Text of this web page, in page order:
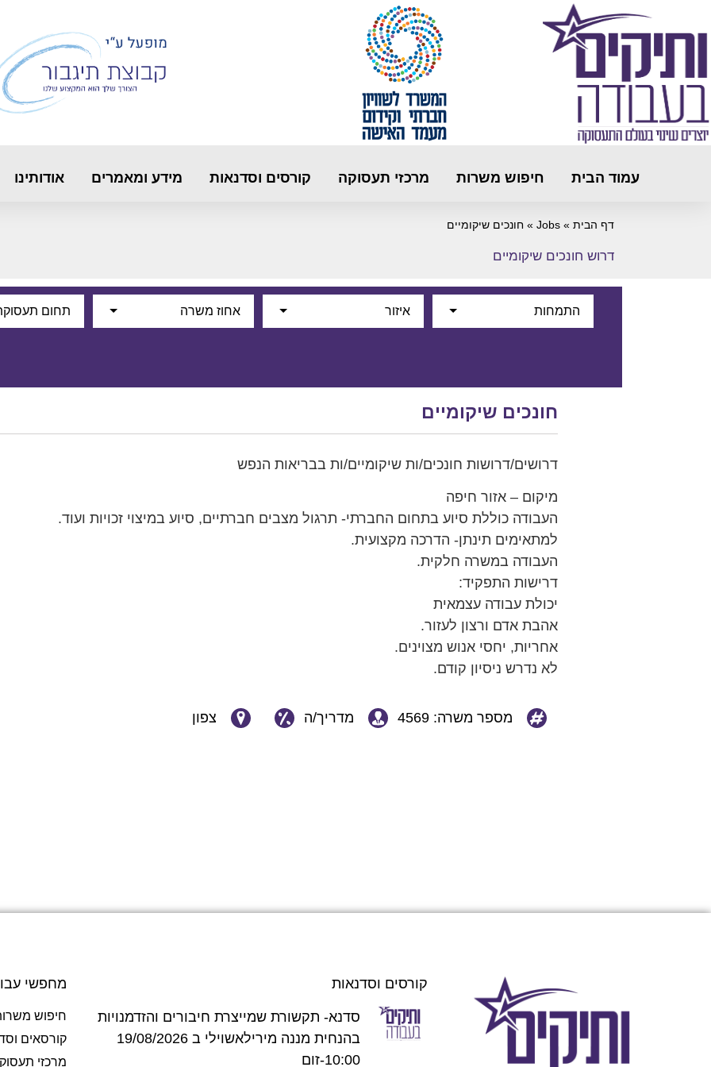
עמוד הבית חיפוש משרות מרכזי תעסוקה קורסים וסדנאות מידע ומאמרים אודותינו
דף הבית »
Jobs
» חונכים שיקומיים
דרוש חונכים שיקומיים
התמחות איזור אחוז משרה תחום
חונכים שיקומיים
דרושים/דרושות חונכים/ות שיקומיים/ות בבריאות הנפש
מיקום – אזור חיפה
העבודה כוללת סיוע בתחום החברתי- תרגול מצבים חברתיים, סיוע במיצוי זכויות ועוד.
למתאימים תינתן- הדרכה מקצועית.
העבודה במשרה חלקית.
דרישות התפקיד:
יכולת עבודה עצמאית
אהבת אדם ורצון לעזור.
אחריות, יחסי אנוש מצוינים.
לא נדרש ניסיון קודם.
מספר משרה: 4569 מדריך/ה צפון
קורסים וסדנאות
סדנא- תקשורת שמייצרת חיבורים והזדמנויות
בהנחית מננה מירילאשוילי ב 19/08/2026
10:00-זום
מחפשי
חיפוש
קורסאים
מרכזי